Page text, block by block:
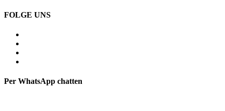
FOLGE UNS
Per WhatsApp chatten